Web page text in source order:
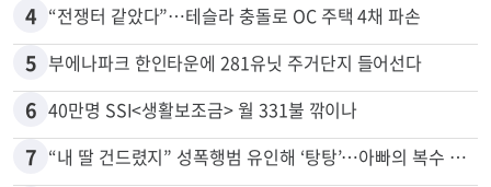
4 “전쟁터 같았다”…테슬라 충돌로 OC 주택 4채 파손
5 부에나파크 한인타운에 281유닛 주거단지 들어선다
6 40만명 SSI<생활보조금> 월 331불 깎이나
7 “내 딸 건드렸지” 성폭행범 유인해 ‘탕탕’…아빠의 복수 결말